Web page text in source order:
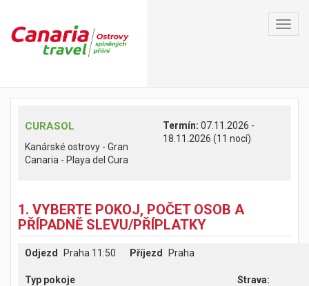
CURASOL
Kanárské ostrovy - Gran
Canaria - Playa del Cura
Termín: 07.11.2026 -
18.11.2026 (11 nocí)
1. VYBERTE POKOJ, POČET OSOB A
PŘÍPADNĚ SLEVU/PŘÍPLATKY
Odjezd Praha 11:50 Příjezd Praha
Typ pokoje